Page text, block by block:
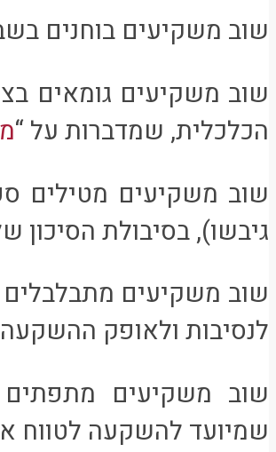
שוב משקיעים בוחנים
שוב משקיעים גומאים
הכלכלית, שמדברות על “
שוב משקיעים מטילים
גיבשו), בסיבולת
שוב משקיעים
לנסיבות ולאופק
שוב משקיעים מתפתים
שמיועד להשקעה לטווח